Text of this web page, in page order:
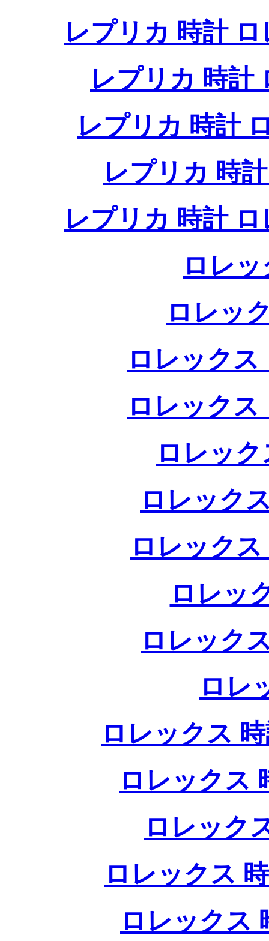
レプリカ 時計
レプリカ 時計
レプリカ 時計
レプリカ 時
レプリカ 時計
ロレ
ロレッ
ロレックス
ロレックス
ロレッ
ロレック
ロレック
ロレッ
ロレック
ロレ
ロレックス
ロレックス
ロレック
ロレックス
ロレックス